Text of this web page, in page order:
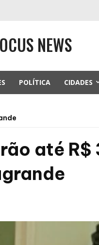
NEWS
POLÍTICA CIDADES
até R$